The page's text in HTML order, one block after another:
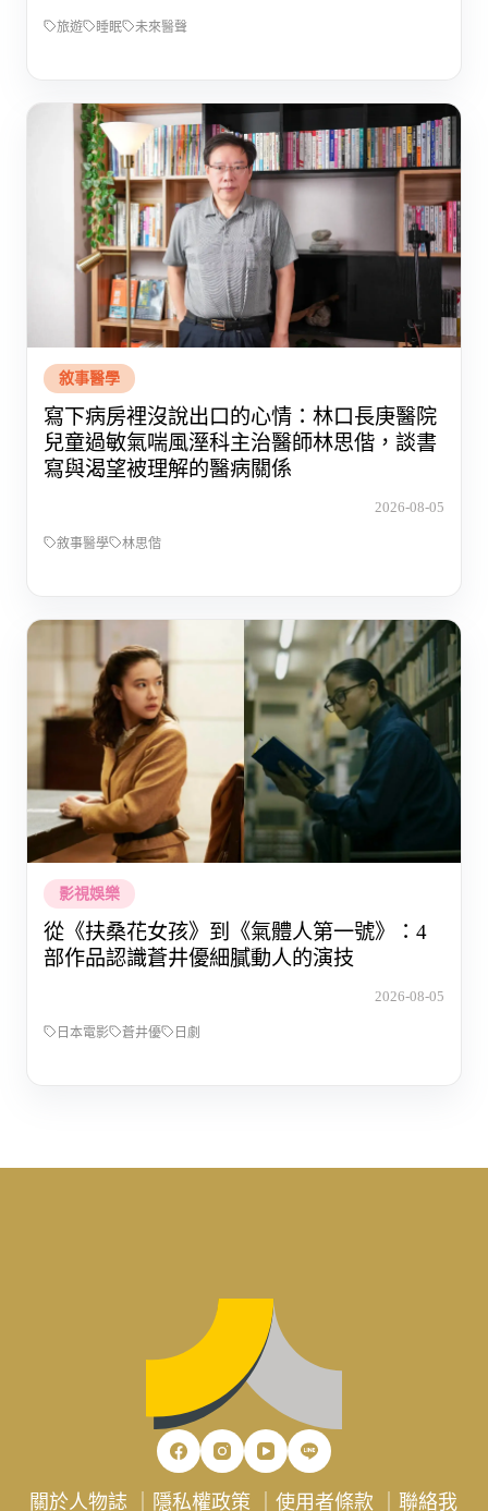
旅遊 睡眠 未來醫聲
敘事醫學
寫下病房裡沒說出口的心情：林口長庚醫院
兒童過敏氣喘風溼科主治醫師林思偕，談書
寫與渴望被理解的醫病關係
2026-08-05
敘事醫學 林思偕
影視娛樂
從《扶桑花女孩》到《氣體人第一號》：4
部作品認識蒼井優細膩動人的演技
2026-08-05
日本電影 蒼井優 日劇
關於人物誌 隱私權政策 ｜使用者條款 ｜聯絡我